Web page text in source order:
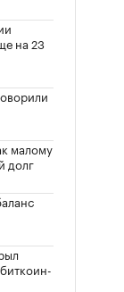
на 23
малому
долг